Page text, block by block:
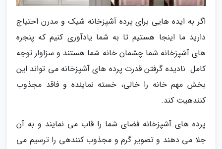
اگر به ایده هایی برای پرده آشپزخانه شیک و مدرن احتیاج
دارید ما اینجا هستیم تا به شما یادآوری کنیم که پنجره
های آشپزخانه شما چشمان خانه شما هستند و سزاوار توجه
کامل. نادیده گرفتن قدرت پرده های آشپزخانه می تواند این
بخش مهم خانه را خالی، خسته نماینده و فاقد مجذوب
کنندهیت کند.
پرده های آشپزخانه فضای شما را قاب می نمایند و به آن
جلا می دهند و تصویر گرم و مجذوب کنندهی را ترسیم می